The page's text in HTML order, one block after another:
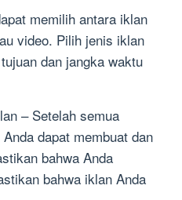
memilih antara iklan
video. Pilih jenis iklan
dan jangka waktu
– Setelah semua
dapat membuat dan
bahwa Anda
bahwa iklan Anda